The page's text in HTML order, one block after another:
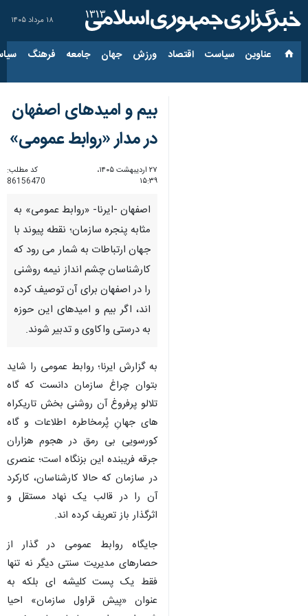
۱۸ مرداد ۱۴۰۵
عناوین‌ سیاست اقتصاد ورزش جهان جامعه فرهنگ
بیم و امیدهای اصفهان
در مدار «روابط عمومی»
۲۷ اردیبهشت ۱۴۰۵،
۱۵:۳۹
کد مطلب:
86156470
اصفهان -ایرنا- «روابط عمومی» به
مثابه پنجره سازمان؛ نقطه پیوند با
جهان ارتباطات به شمار می رود که
کارشناسان چشم انداز نیمه روشنی
را در اصفهان برای آن توصیف کرده
اند، اگر بیم و امیدهای این حوزه
به درستی واکاوی و تدبیر شوند.
به گزارش ایرنا؛ روابط عمومی را شاید
بتوان چراغ سازمان دانست که گاه
تلالو پرفروغ آن روشنی بخش تاریکراه
های جهانِ پُرمخاطره اطلاعات و گاه
کورسویی بی رمق در هجوم هزاران
جرقه فریبنده این بزنگاه است؛ عنصری
در سازمان که حالا کارشناسان، کارکرد
آن را در قالب یک نهاد مستقل و
اثرگذار باز تعریف کرده اند.
جایگاه روابط عمومی در گذار از
حصارهای مدیریت سنتی دیگر نه تنها
فقط یک پست کلیشه ای بلکه به
عنوان «پیش قراول سازمان» احیا